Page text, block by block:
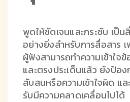
พูดให้ชัดเจนและกระชับ เป็น
อย่างยิ่งสำหรับการสื่อสาร เ
ผู้ฟังสามารถทำความเข้าใจ
และตรงประเด็นแล้ว ยังป้อง
สับสนหรือความเข้าใจผิด แ
รับมีความคลาดเคลื่อนไปได้